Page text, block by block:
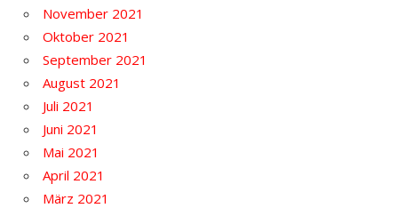
November 2021
Oktober 2021
September 2021
August 2021
Juli 2021
Juni 2021
Mai 2021
April 2021
März 2021